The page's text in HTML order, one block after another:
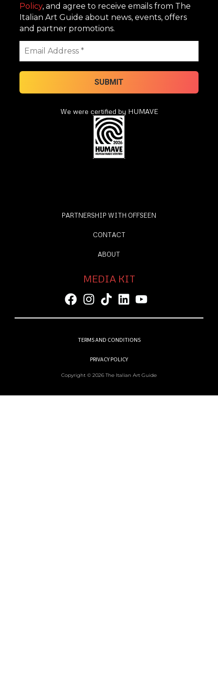
Policy, and agree to receive emails from The
Italian Art Guide about news, events, offers
and partner promotions.
We were certified by HUMAVE
PARTNERSHIP WITH OFFSEEN
CONTACT
ABOUT
MEDIA KIT
TERMS AND CONDITIONS
PRIVACY POLICY
Copyright © 2026 The Italian Art Guide